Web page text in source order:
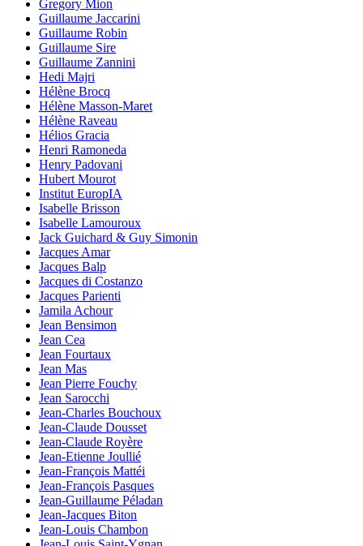
Gregory Mion
Guillaume Jaccarini
Guillaume Robin
Guillaume Sire
Guillaume Zannini
Hedi Majri
Hélène Brocq
Hélène Masson-Maret
Hélène Raveau
Hélios Gracia
Henri Ramoneda
Henry Padovani
Hubert Mourot
Institut EuropIA
Isabelle Brisson
Isabelle Lamouroux
Jack Guichard & Guy Simonin
Jacques Amar
Jacques Balp
Jacques di Costanzo
Jacques Parienti
Jamila Achour
Jean Bensimon
Jean Cea
Jean Fourtaux
Jean Mas
Jean Pierre Fouchy
Jean Sarocchi
Jean-Charles Bouchoux
Jean-Claude Dousset
Jean-Claude Royère
Jean-Etienne Joullié
Jean-François Mattéi
Jean-François Pasques
Jean-Guillaume Péladan
Jean-Jacques Biton
Jean-Louis Chambon